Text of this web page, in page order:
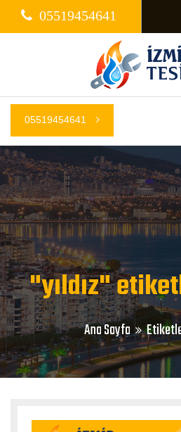
05519454641
05519454641
"yıldız"
Ana Sayfa